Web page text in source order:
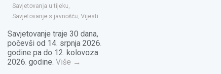
Savjetovanja u tijeku,
Savjetovanje s javnošću, Vijesti
Savjetovanje traje 30 dana,
počevši od 14. srpnja 2026.
godine pa do 12. kolovoza
2026. godine. Više →